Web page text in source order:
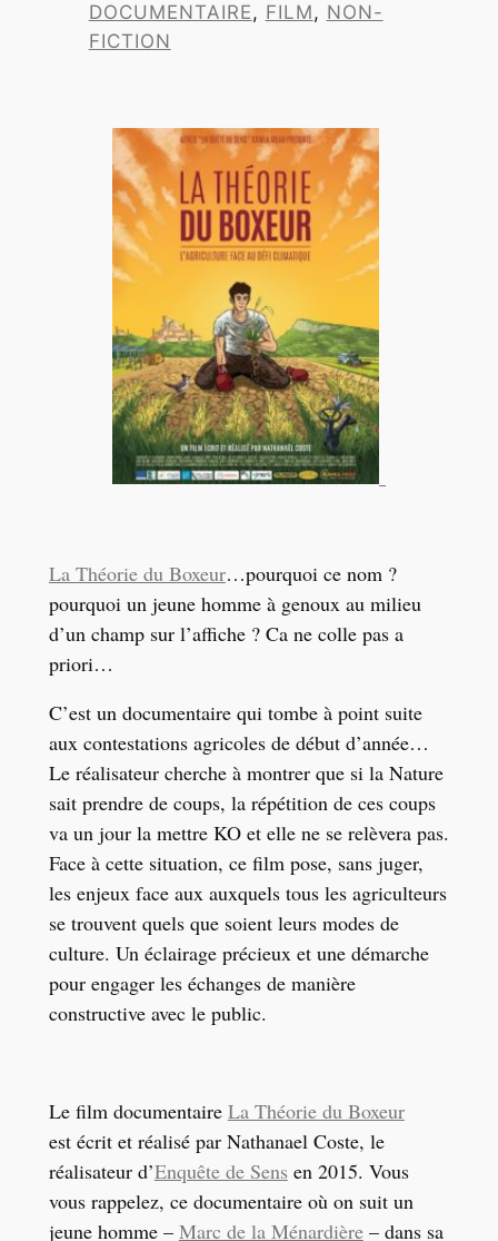
DOCUMENTAIRE, FILM, NON-
FICTION
La Théorie du Boxeur…pourquoi ce nom ?
pourquoi un jeune homme à genoux au milieu
d’un champ sur l’affiche ? Ca ne colle pas a
priori…
C’est un documentaire qui tombe à point suite
aux contestations agricoles de début d’année…
Le réalisateur cherche à montrer que si la Nature
sait prendre de coups, la répétition de ces coups
va un jour la mettre KO et elle ne se relèvera pas.
Face à cette situation, ce film pose, sans juger,
les enjeux face aux auxquels tous les agriculteurs
se trouvent quels que soient leurs modes de
culture. Un éclairage précieux et une démarche
pour engager les échanges de manière
constructive avec le public.
Le film documentaire La Théorie du Boxeur
est écrit et réalisé par Nathanael Coste, le
réalisateur d’Enquête de Sens en 2015. Vous
vous rappelez, ce documentaire où on suit un
jeune homme – Marc de la Ménardière– dans sa